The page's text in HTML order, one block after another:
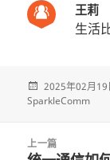
王莉
生活
2025年02月19
SparkleComm
navigation
上一篇